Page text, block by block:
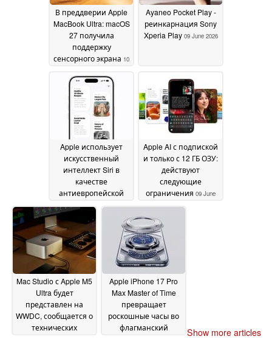
2026
В преддверии Apple
MacBook Ultra: macOS
27 получила
поддержку
сенсорного экрана 10
Ayaneo Pocket Play -
реинкарнация Sony
Xperia Play 09 June 2026
Apple использует
искусственный
интеллект Siri в
качестве
антиевропейской
исключить DMA
09
June 2026
Apple AI с подпиской
и только с 12 ГБ ОЗУ:
действуют
следующие
ограничения 09 June
2026
Mac Studio с Apple M5
Ultra будет
представлен на
WWDC, сообщается о
технических
Apple iPhone 17 Pro
Max Master of Time
превращает
роскошные часы во
флагманский
Show more articles